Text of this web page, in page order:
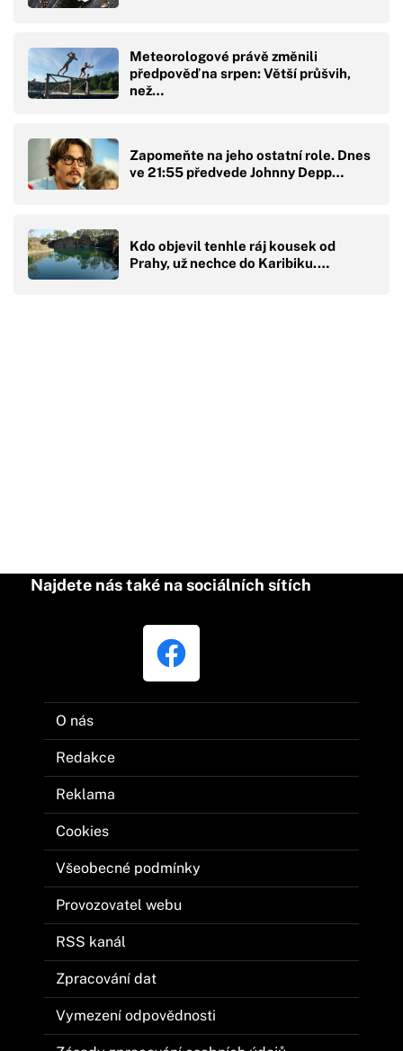
Meteorologové právě změnili
předpověď na srpen: Větší průšvih,
než…
Zapomeňte na jeho ostatní role. Dnes
ve 21:55 předvede Johnny Depp…
Kdo objevil tenhle ráj kousek od
Prahy, už nechce do Karibiku.…
Najdete nás také na sociálních sítích
O nás
Redakce
Reklama
Cookies
Všeobecné podmínky
Provozovatel webu
RSS kanál
Zpracování dat
Vymezení odpovědnosti